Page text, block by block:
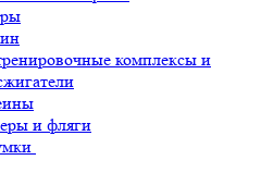
комплексы и
и фляги